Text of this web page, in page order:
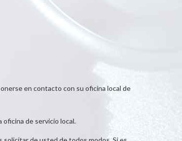
en contacto con su oficina local de
de servicio local.